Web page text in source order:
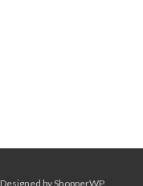
Designed byShopperWP.